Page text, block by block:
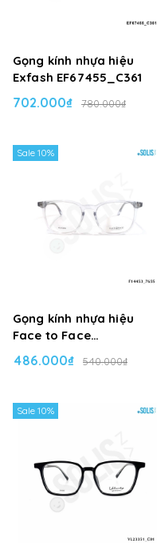
Gọng kính nhựa hiệu
Exfash EF67455_C361
702.000₫ 780.000₫
Sale 10%
Gọng kính nhựa hiệu
Face to Face
486.000₫ 540.000₫
Sale 10%